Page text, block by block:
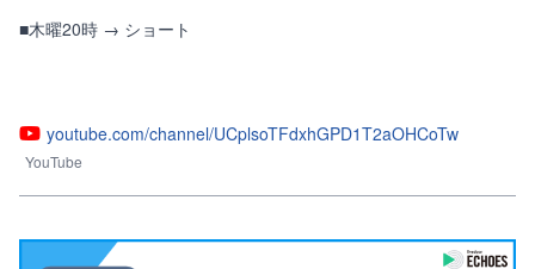
■木曜20時 → ショート
youtube.com/channel/UCplsoTFdxhGPD1T2aOHCoTw
YouTube